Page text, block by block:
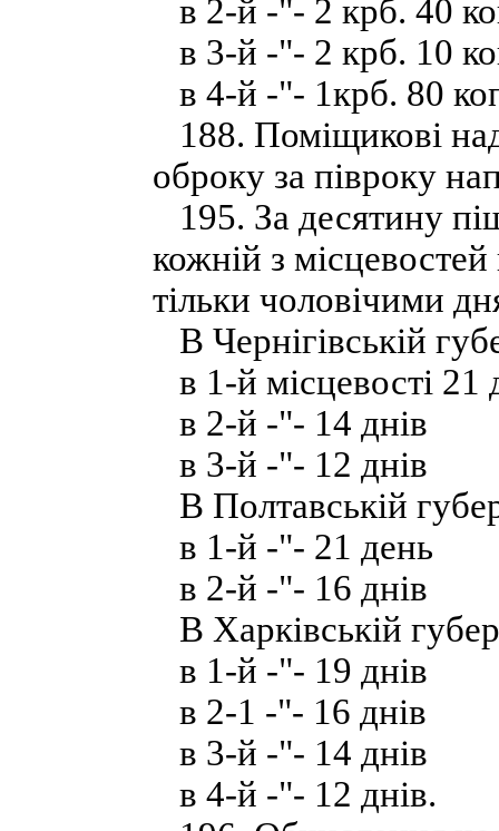
в 2-й -"- 2 крб. 40
в 3-й -"- 2 крб. 10
в 4-й -"- 1крб. 80
188. Поміщикові
оброку за півроку
195. За десятину
кожній з місцевостей
тільки чоловічими
В Чернігівській
в 1-й місцевості 21
в 2-й -"- 14 днів
в 3-й -"- 12 днів
В Полтавській
в 1-й -"- 21 день
в 2-й -"- 16 днів
В Харківській
в 1-й -"- 19 днів
в 2-1 -"- 16 днів
в 3-й -"- 14 днів
в 4-й -"- 12 днів.